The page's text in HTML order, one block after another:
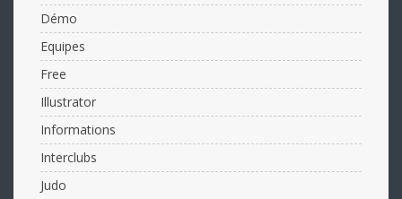
Démo
Equipes
Free
Illustrator
Informations
Interclubs
Judo